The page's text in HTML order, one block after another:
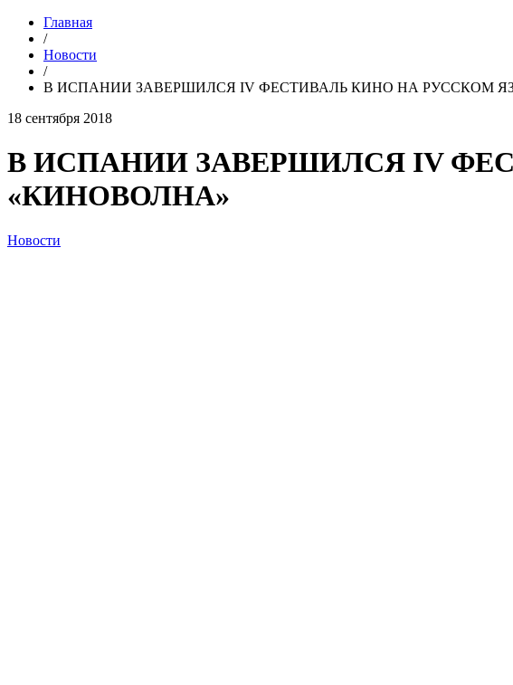
Главная
/
Новости
/
В ИСПАНИИ ЗАВЕРШИЛСЯ IV ФЕСТИВАЛЬ КИНО НА РУССКОМ
18 сентября 2018
В ИСПАНИИ ЗАВЕРШИЛСЯ IV
«КИНОВОЛНА»
Новости